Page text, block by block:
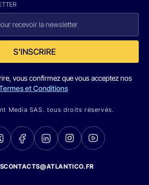
S'INSCRIRE
vous confirmez que vous acceptez nos
et Conditions
Media SAS. tous droits réservés.